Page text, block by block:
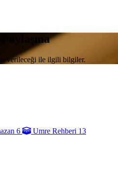
Paylaşma
verileceği ile ilgili bilgiler.
6 Umre Rehberi 13